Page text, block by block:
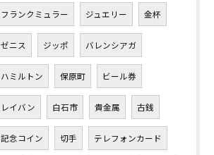
フランクミュラー ジュエリー 金杯
ゼニス ジッポ バレンシアガ
ハミルトン 保原町 ビール券
レイバン 白石市 貴金属 古銭
記念コイン 切手 テレフォンカード